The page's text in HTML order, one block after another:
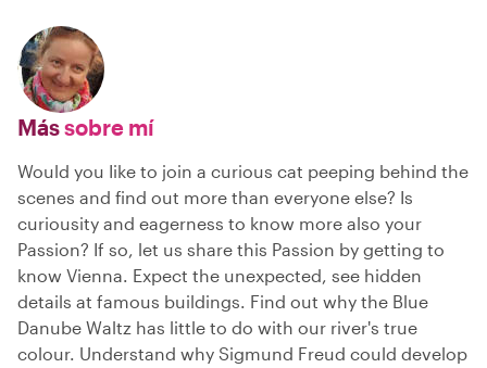
Mássobre mí
Would you Iike to join a curious cat peeping behind the
scenes and find out more than everyone else? Is
curiousity and eagerness to know more also your
Passion? If so, let us share this Passion by getting to
know Vienna. Expect the unexpected, see hidden
details at famous buildings. Find out why the Blue
Danube Waltz has little to do with our river's true
colour. Understand why Sigmund Freud could develop